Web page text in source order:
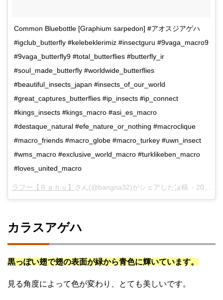
Common Bluebottle [Graphium sarpedon] #アオスジアゲハ
#igclub_butterfly #kelebeklerimiz #insectguru #9vaga_macro9
#9vaga_butterfly9 #total_butterflies #butterfly_ir
#soul_made_butterfly #worldwide_butterflies
#beautiful_insects_japan #insects_of_our_world
#great_captures_butterflies #ip_insects #ip_connect
#kings_insects #kings_macro #asi_es_macro
#destaque_natural #efe_nature_or_nothing #macroclique
#macro_friends #macro_globe #macro_turkey #uwn_insect
#wms_macro #exclusive_world_macro #turklikeben_macro
#loves_united_macro
ラフー【Ｒａｈｕ】 さん(@bangna32)がシェアした投稿 – 2018年 4月月12日午前4時50分PDT
カラスアゲハ
黒っぽい翅で翅の表面が緑から青色に輝いています。
見る角度によって色が変わり、とても美しいです。